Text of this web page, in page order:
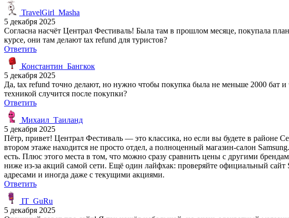
TravelGirl_Masha
5 декабря 2025
Согласна насчёт Централ Фестиваль! Была там в прошлом месяце, покупала
курсе, они там делают tax refund для туристов?
Ответить
Константин_Бангкок
5 декабря 2025
Да, tax refund точно делают, но нужно чтобы покупка была не меньше 2000 бат
техникой случится после покупки?
Ответить
Михаил_Таиланд
5 декабря 2025
Пётр, привет! Централ Фестиваль — это классика, но если вы будете в районе
втором этаже находится не просто отдел, а полноценный магазин-салон
есть. Плюс этого места в том, что можно сразу сравнить цены с другими
ниже из-за акций самой сети. Ещё один лайфхак: проверяйте официальный сайт
адресами и иногда даже с текущими акциями.
Ответить
IT_GuRu
5 декабря 2025